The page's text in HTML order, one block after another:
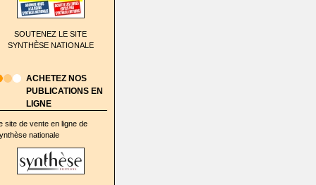
SOUTENEZ LE SITE
SYNTHÈSE NATIONALE
ACHETEZ NOS
PUBLICATIONS EN
LIGNE
site de vente en ligne de
nationale